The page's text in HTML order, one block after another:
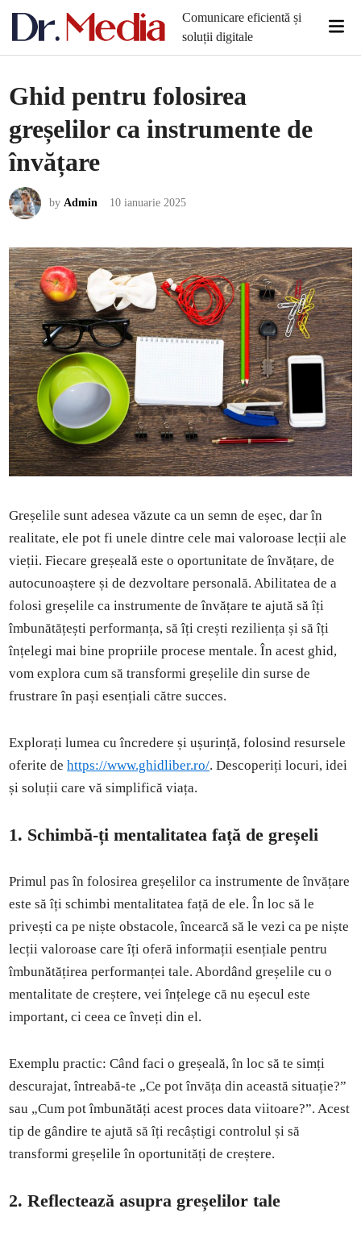
Comunicare eficientă și
soluții digitale
Ghid pentru folosirea
greșelilor ca instrumente de
învățare
byAdmin 10 ianuarie 2025
Greșelile sunt adesea văzute ca un semn de eșec, dar în
realitate, ele pot fi unele dintre cele mai valoroase lecții ale
vieții. Fiecare greșeală este o oportunitate de învățare, de
autocunoaștere și de dezvoltare personală. Abilitatea de a
folosi greșelile ca instrumente de învățare te ajută să îți
îmbunătățești performanța, să îți crești reziliența și să îți
înțelegi mai bine propriile procese mentale. În acest ghid,
vom explora cum să transformi greșelile din surse de
frustrare în pași esențiali către succes.
Explorați lumea cu încredere și ușurință, folosind resursele
oferite dehttps://www.ghidliber.ro/. Descoperiți locuri, idei
și soluții care vă simplifică viața.
1. Schimbă-ți mentalitatea față de greșeli
Primul pas în folosirea greșelilor ca instrumente de învățare
este să îți schimbi mentalitatea față de ele. În loc să le
privești ca pe niște obstacole, încearcă să le vezi ca pe niște
lecții valoroase care îți oferă informații esențiale pentru
îmbunătățirea performanței tale. Abordând greșelile cu o
mentalitate de creștere, vei înțelege că nu eșecul este
important, ci ceea ce înveți din el.
Exemplu practic: Când faci o greșeală, în loc să te simți
descurajat, întreabă-te „Ce pot învăța din această situație?”
sau „Cum pot îmbunătăți acest proces data viitoare?”. Acest
tip de gândire te ajută să îți recâștigi controlul și să
transformi greșelile în oportunități de creștere.
2. Reflectează asupra greșelilor tale